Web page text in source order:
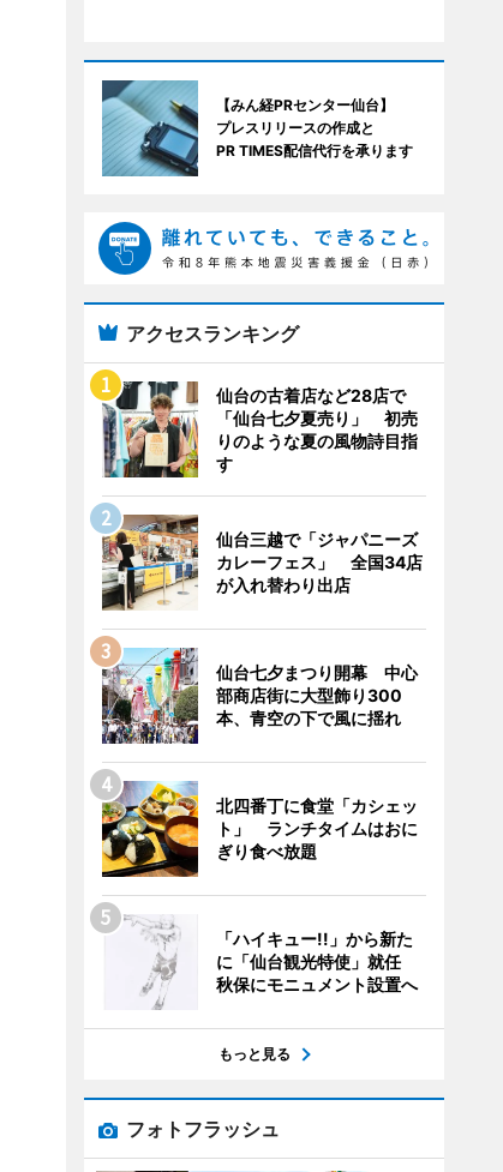
【みん経PRセンター仙台】
プレスリリースの作成と
PR TIMES配信代行を承ります
アクセスランキング
仙台の古着店など28店で
「仙台七夕夏売り」 初売
りのような夏の風物詩目指
す
仙台三越で「ジャパニーズ
カレーフェス」 全国34店
が入れ替わり出店
仙台七夕まつり開幕 中心
部商店街に大型飾り300
本、青空の下で風に揺れ
北四番丁に食堂「カシェッ
ト」 ランチタイムはおに
ぎり食べ放題
「ハイキュー!!」から新た
に「仙台観光特使」就任
秋保にモニュメント設置へ
もっと見る
フォトフラッシュ